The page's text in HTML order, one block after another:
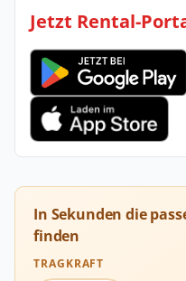
Jetzt Rental-
In Sekunden die
finden
TRAGKRAFT